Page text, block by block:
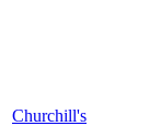
Churchill's